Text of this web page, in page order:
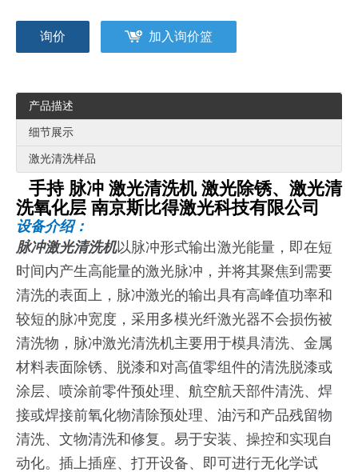
询价 加入询价篮
产品描述
细节展示
激光清洗样品
手持 脉冲 激光清洗机 激光除锈、激光清
洗氧化层 南京斯比得激光科技有限公司
设备介绍：
脉冲激光清洗机以脉冲形式输出激光能量，即在短
时间内产生高能量的激光脉冲，并将其聚焦到需要
清洗的表面上，脉冲激光的输出具有高峰值功率和
较短的脉冲宽度，采用多模光纤激光器不会损伤被
清洗物，脉冲激光清洗机主要用于模具清洗、金属
材料表面除锈、脱漆和对高值零组件的清洗脱漆或
涂层、喷涂前零件预处理、航空航天部件清洗、焊
接或焊接前氧化物清除预处理、油污和产品残留物
清洗、文物清洗和修复。易于安装、操控和实现自
动化。插上插座、打开设备、即可进行无化学试